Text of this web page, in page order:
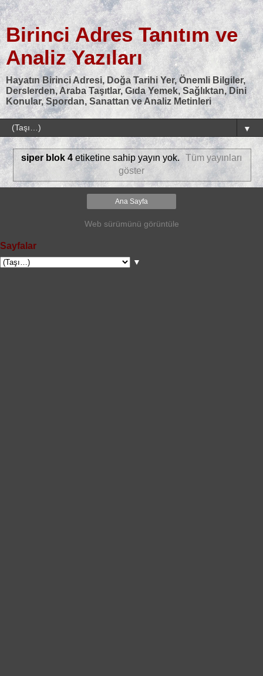
Birinci Adres Tanıtım ve
Analiz Yazıları
Hayatın Birinci Adresi, Doğa Tarihi Yer, Önemli Bilgiler,
Derslerden, Araba Taşıtlar, Gıda Yemek, Sağlıktan, Dini
Konular, Spordan, Sanattan ve Analiz Metinleri
▼
siper blok 4etiketine sahip yayın yok. Tüm yayınları
göster
Ana Sayfa
Web sürümünü görüntüle
Sayfalar
▼